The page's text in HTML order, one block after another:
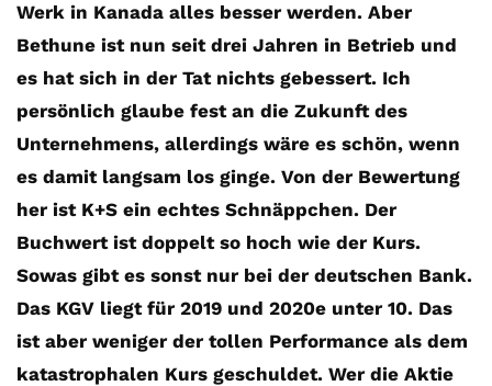
Werk in Kanada alles besser werden. Aber
Bethune ist nun seit drei Jahren in Betrieb und
es hat sich in der Tat nichts gebessert. Ich
persönlich glaube fest an die Zukunft des
Unternehmens, allerdings wäre es schön, wenn
es damit langsam los ginge. Von der Bewertung
her ist K+S ein echtes Schnäppchen. Der
Buchwert ist doppelt so hoch wie der Kurs.
Sowas gibt es sonst nur bei der deutschen Bank.
Das KGV liegt für 2019 und 2020e unter 10. Das
ist aber weniger der tollen Performance als dem
katastrophalen Kurs geschuldet. Wer die Aktie